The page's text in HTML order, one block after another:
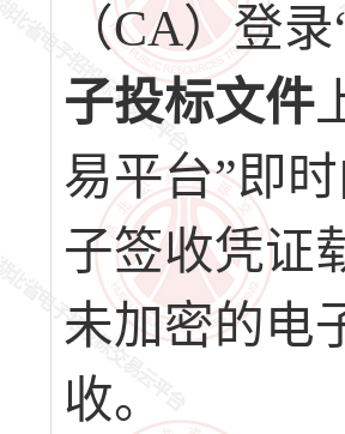
（CA）登
子投标文件
易平台”即
子签收凭证
未加密的电
收。